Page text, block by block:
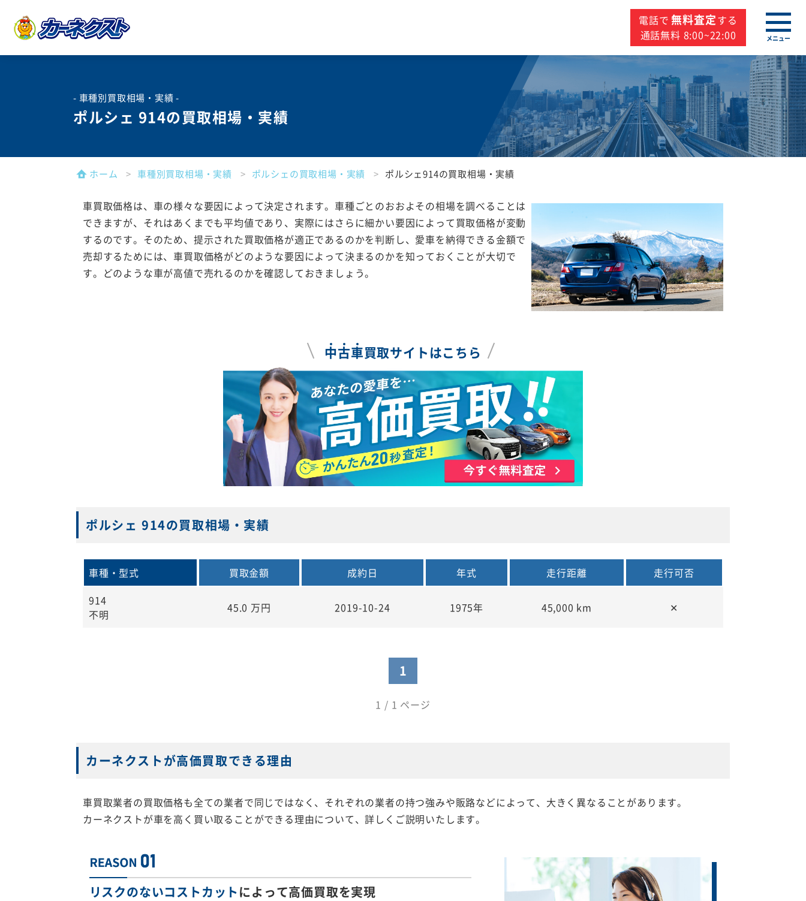
電話で 無料査定する
通話無料 8:00~22:00
メニュー
- 車種別買取相場・実績 -
ポルシェ 914の買取相場・実績
ホーム 車種別買取相場・実績 ポルシェの買取相場・実績 ポルシェ914の買取相場・実績
車買取価格は、車の様々な要因によって決定されます。車種ごとのおおよその相場を調べることは
できますが、それはあくまでも平均値であり、実際にはさらに細かい要因によって買取価格が変動
するのです。そのため、提示された買取価格が適正であるのかを判断し、愛車を納得できる金額で
売却するためには、車買取価格がどのような要因によって決まるのかを知っておくことが大切で
す。どのような車が高値で売れるのかを確認しておきましょう。
中古車買取サイトはこちら
ポルシェ 914の買取相場・実績
車種・型式 買取金額 成約日 年式 走行距離
走行可否
914
不明
45.0 万円 2019-10-24 1975年 45,000 km ✕
1
1 / 1 ページ
カーネクストが高価買取できる理由
車買取業者の買取価格も全ての業者で同じではなく、それぞれの業者の持つ強みや販路などによって、大きく異なることがあります。
カーネクストが車を高く買い取ることができる理由について、詳しくご説明いたします。
リスクのないコストカットによって高価買取を実現